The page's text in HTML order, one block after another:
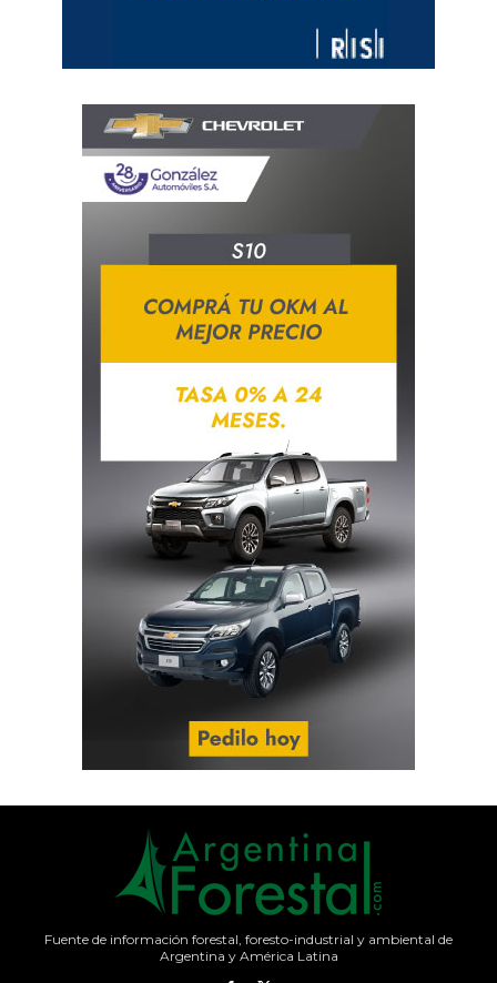
Fuente de información forestal, foresto-industrial y ambiental de
Argentina y América Latina